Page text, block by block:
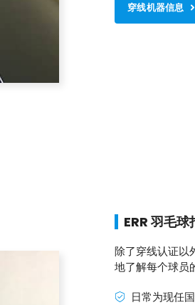
穿线机器信息
ERR 羽毛
除了穿线认证以
地了解每个球员
日常为现任